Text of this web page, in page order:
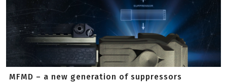
MFMD – a new generation of suppressors